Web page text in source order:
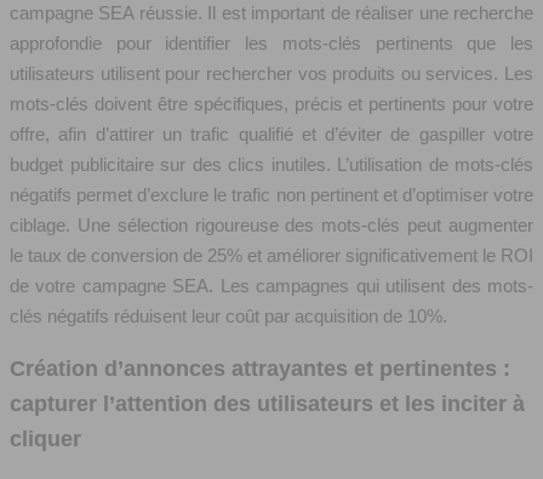
campagne SEA réussie. Il est important de réaliser une recherche
approfondie pour identifier les mots-clés pertinents que les
utilisateurs utilisent pour rechercher vos produits ou services. Les
mots-clés doivent être spécifiques, précis et pertinents pour votre
offre, afin d’attirer un trafic qualifié et d’éviter de gaspiller votre
budget publicitaire sur des clics inutiles. L’utilisation de mots-clés
négatifs permet d’exclure le trafic non pertinent et d’optimiser votre
ciblage. Une sélection rigoureuse des mots-clés peut augmenter
le taux de conversion de 25% et améliorer significativement le ROI
de votre campagne SEA. Les campagnes qui utilisent des mots-
clés négatifs réduisent leur coût par acquisition de 10%.
Création d’annonces attrayantes et pertinentes :
capturer l’attention des utilisateurs et les inciter à
cliquer